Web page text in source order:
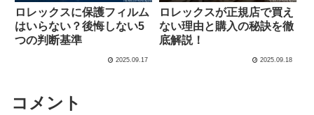
ロレックスに保護フィルム
はいらない？後悔しない5
つの判断基準
2025.09.17
ロレックスが正規店で買え
ない理由と購入の秘訣を徹
底解説！
2025.09.18
コメント